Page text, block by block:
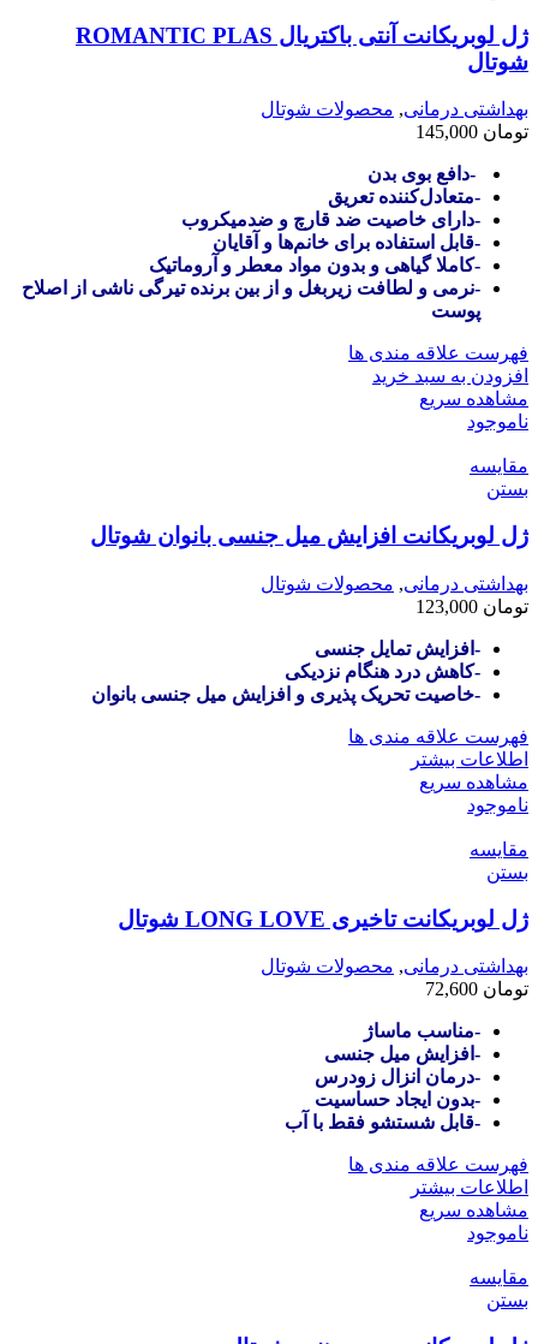
ژل لوبریکانت آنتی باکتریال ROMANTIC PLAS
شوتال
بهداشتی درمانی, محصولات شوتال
تومان
-دافع بوی بدن
-متعادل‌کننده تعریق
-دارای خاصیت ضد قارچ و ضدمیکروب
-قابل استفاده برای خانم‌ها و آقایان
-کاملا گیاهی و بدون مواد معطر و آروماتیک
-نرمی و لطافت زیربغل و از بین برنده تیرگی ناشی از اصلاح
پوست
فهرست علاقه مندی ها
افزودن به سبد خرید
مشاهده سریع
ناموجود
مقایسه
بستن
ژل لوبریکانت افزایش میل جنسی بانوان شوتال
بهداشتی درمانی, محصولات شوتال
تومان
-افزایش تمایل جنسی
-کاهش درد هنگام نزدیکی
-خاصیت تحریک پذیری و افزایش میل جنسی بانوان
فهرست علاقه مندی ها
اطلاعات بیشتر
مشاهده سریع
ناموجود
مقایسه
بستن
ژل لوبریکانت تاخیری LONG LOVE شوتال
بهداشتی درمانی, محصولات شوتال
تومان
-مناسب ماساژ
-افزایش میل جنسی
-درمان انزال زودرس
-بدون ایجاد حساسیت
-قابل شستشو فقط با آب
فهرست علاقه مندی ها
اطلاعات بیشتر
مشاهده سریع
ناموجود
مقایسه
بستن